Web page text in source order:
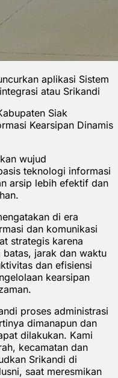
aplikasi Sistem
atau Srikandi
Siak
Kearsipan Dinamis
wujud
teknologi informasi
arsip lebih efektif dan
di era
dan komunikasi
strategis karena
batas, jarak dan waktu
dan efisiensi
kearsipan
proses administrasi
dimanapun dan
dilakukan. Kami
kecamatan dan
Srikandi di
saat meresmikan